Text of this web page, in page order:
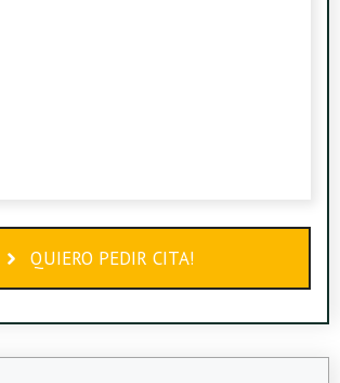
QUIERO PEDIR CITA!